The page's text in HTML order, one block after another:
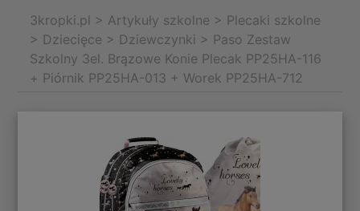
3kropki.pl > Artykuły szkolne > Plecaki szkolne
> Dziecięce > Dziewczynki > Paso Zestaw
Szkolny 3el. Brązowe Konie Plecak PP25HA-116
+ Piórnik PP25HA-013 + Worek PP25HA-712